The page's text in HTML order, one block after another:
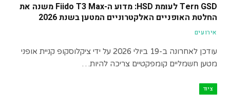
Tern GSD לעומת HSD: מדוע ה-Fiido T3 Max משנה את
החלטת האופניים האלקטרוניים המטען בשנת 2026
אירועים
עודכן לאחרונה ב-19 ביולי 2026 על ידי ציקלוסקופ קניית אופני
מטען חשמליים קומפקטיים צריכה להיות…
ציוד